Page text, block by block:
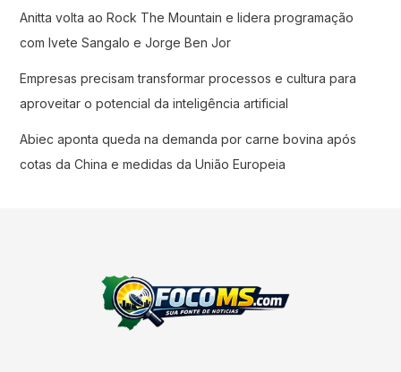
Anitta volta ao Rock The Mountain e lidera programação
com Ivete Sangalo e Jorge Ben Jor
Empresas precisam transformar processos e cultura para
aproveitar o potencial da inteligência artificial
Abiec aponta queda na demanda por carne bovina após
cotas da China e medidas da União Europeia